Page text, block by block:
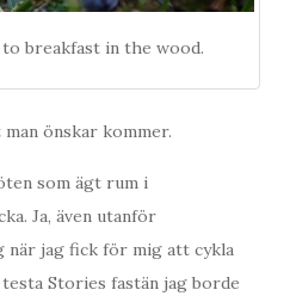
breakfast in the wood.
önskar kommer.
som ägt rum i
Ja, även utanför
när jag fick för mig att cykla
Stories fastän jag borde